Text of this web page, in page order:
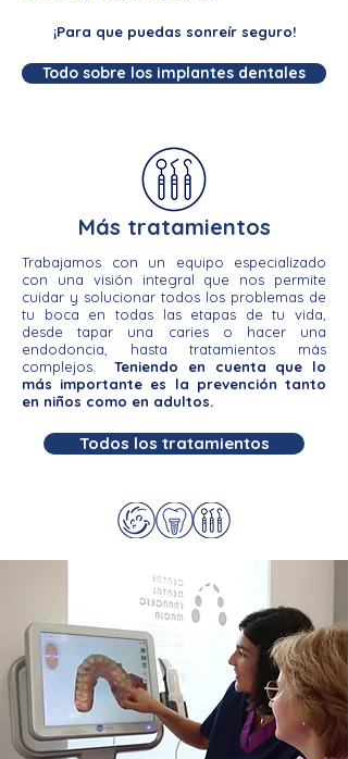
¡Para que puedas sonreír seguro!
Todo sobre los implantes dentales
Más tratamientos
Trabajamos con un equipo especializado
con una visión integral que nos permite
cuidar y solucionar todos los problemas de
tu boca en todas las etapas de tu vida,
desde tapar una caries o hacer una
endodoncia, hasta tratamientos más
complejos.Teniendo en cuenta que lo
más importante es la prevención tanto
en niños como en adultos.
Todos los tratamientos